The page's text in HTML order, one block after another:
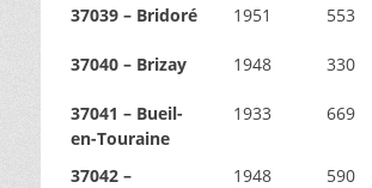
37039 – Bridoré 1951 553
37040 – Brizay 1948 330
37041 – Bueil-
en-Touraine
1933 669
37042 –
1948 590